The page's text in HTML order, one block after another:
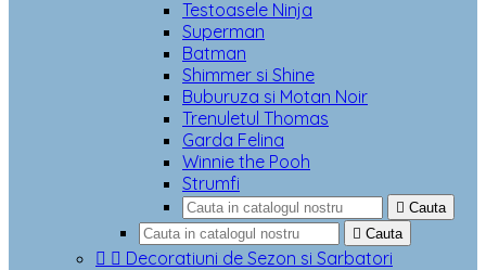
Testoasele Ninja
Superman
Batman
Shimmer si Shine
Buburuza si Motan Noir
Trenuletul Thomas
Garda Felina
Winnie the Pooh
Strumfi
 Cauta
 Cauta
  Decoratiuni de Sezon si Sarbatori